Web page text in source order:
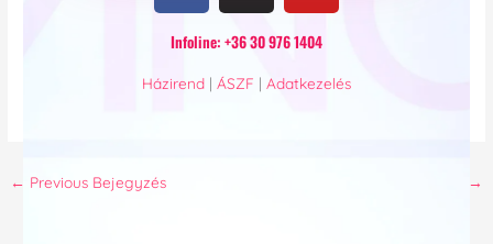
e
b
t
a
t
u
Infoline: +36 30 976 1404
Házirend | ÁSZF | Adatkezelés
← Previous Bejegyzés →